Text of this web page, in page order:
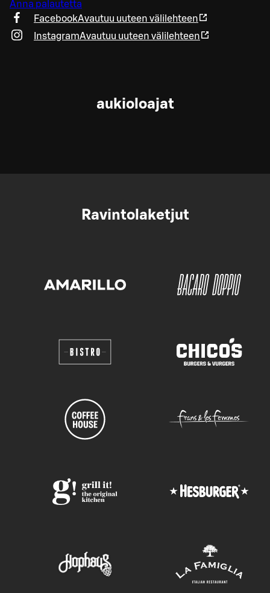
Anna palautetta
FacebookAvautuu uuteen välilehteen
InstagramAvautuu uuteen välilehteen
aukioloajat
Ravintolaketjut